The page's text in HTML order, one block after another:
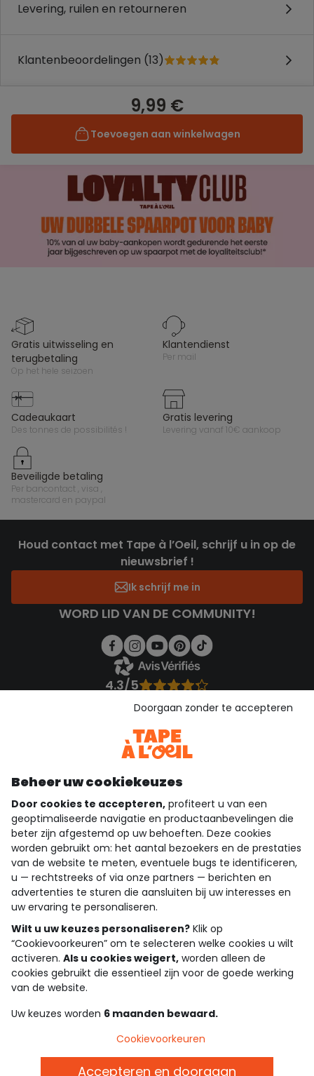
Levering, ruilen en retourneren
Klantenbeoordelingen (13)
9,99 €
Toevoegen aan winkelwagen
gratis uitwisseling en
terugbetaling
op het hele seizoen
klantendienst
per mail
cadeaukaart
des tonnes de possibilités !
gratis levering
levering vanaf 10€ aankoop
beveiligde betaling
per bancontact , visa ,
mastercard en paypal
Houd contact met Tape à l’Oeil, schrijf u in op de
nieuwsbrief !
Ik schrijf me in
WORD LID VAN DE COMMUNITY!
4.3/5
Bekijk de vertrouwensverklaring
Download onze applicatie
Ontdek onze applicatie
wie zijn we?
hulp nodig
loyalty club
onze catalogus
Algemene verkoop en gebruiksvoorwaarden
Privacybeleid
Cookies en persoonsgegevens
Beheer uw cookiekeuzes
Door cookies te accepteren, profiteert u van een
geoptimaliseerde navigatie en productaanbevelingen die
beter zijn afgestemd op uw behoeften. Deze cookies
worden gebruikt om: het aantal bezoekers en de prestaties
van de website te meten, eventuele bugs te identificeren,
u — rechtstreeks of via onze partners — berichten en
advertenties te sturen die aansluiten bij uw interesses en
uw ervaring te personaliseren.
Wilt u uw keuzes personaliseren? Klik op
“Cookievoorkeuren” om te selecteren welke cookies u wilt
activeren. Als u cookies weigert, worden alleen de
cookies gebruikt die essentieel zijn voor de goede werking
van de website.
Uw keuzes worden 6 maanden bewaard.
Doorgaan zonder te accepteren
Cookievoorkeuren
Accepteren en doorgaan